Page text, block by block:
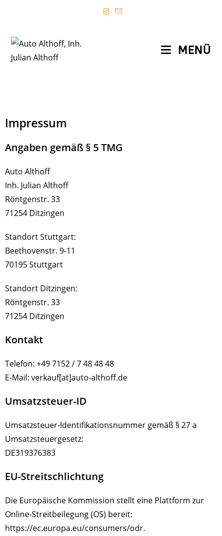
MENÜ
Impressum
Angaben gemäß § 5 TMG
Auto Althoff
Inh. Julian Althoff
Röntgenstr. 33
71254 Ditzingen
Standort Stuttgart:
Beethovenstr. 9-11
70195 Stuttgart
Standort Ditzingen:
Röntgenstr. 33
71254 Ditzingen
Kontakt
Telefon: +49 7152 / 7 48 48 48
E-Mail: verkauf[at]auto-althoff.de
Umsatzsteuer-ID
Umsatzsteuer-Identifikationsnummer gemäß § 27 a
Umsatzsteuergesetz:
DE319376383
EU-Streitschlichtung
Die Europäische Kommission stellt eine Plattform zur
Online-Streitbeilegung (OS) bereit:
https://ec.europa.eu/consumers/odr.